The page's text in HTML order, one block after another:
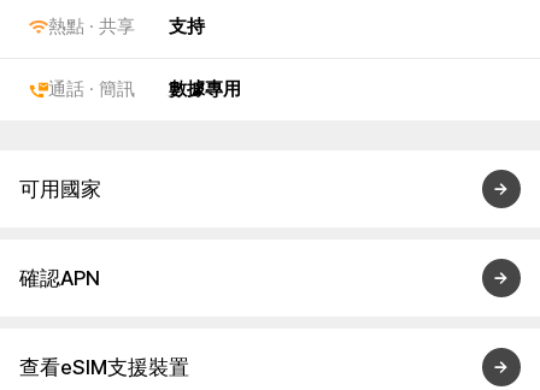
熱點 · 共享 支持
通話 · 簡訊 數據專用
可用國家
確認APN
查看eSIM支援裝置